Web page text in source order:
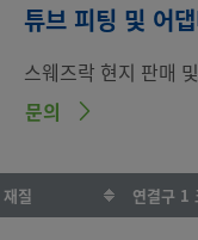
튜브 피팅 및 어
스웨즈락 현지 판매
문의
질 연결구 1